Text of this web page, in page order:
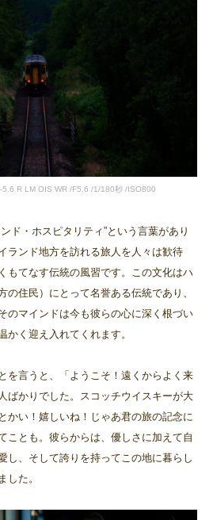
R LM OIS WR /F5.6 /1/180秒 /ISO800
ド・ホスピタリティ”という言葉があり
ランド地方を訪れる旅人を人々は歓待
もてなす伝統の風習です。この文化はハ
の住民）にとって名誉ある伝統であり、
のマインドは今も彼らの心に深く根づい
かく迎え入れてくれます。
を言うと、「ようこそ！遠くからよく来
ばかりでした。スコッチウイスキーが大
かい！嬉しいね！じゃあ君の旅の記念に
ことも。彼らからは、優しさに加えて自
し、そして誇りを持ってこの地に暮らし
した。